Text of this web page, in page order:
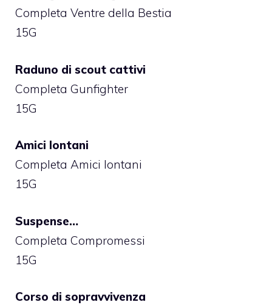
Completa Ventre della Bestia
15G
Raduno di scout cattivi
Completa Gunfighter
15G
Amici lontani
Completa Amici lontani
15G
Suspense…
Completa Compromessi
15G
Corso di sopravvivenza